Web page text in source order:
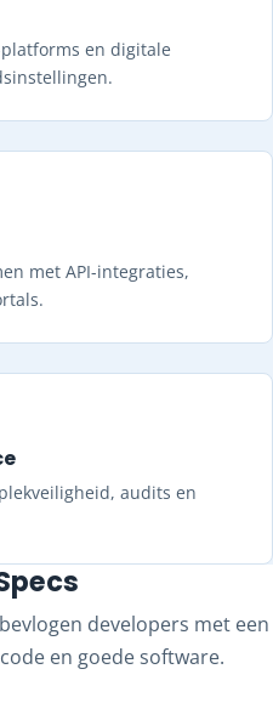
en digitale
met API-integraties,
audits en
developers met een
en goede software.